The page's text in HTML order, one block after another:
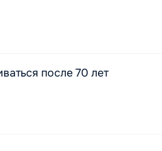
после 70 лет